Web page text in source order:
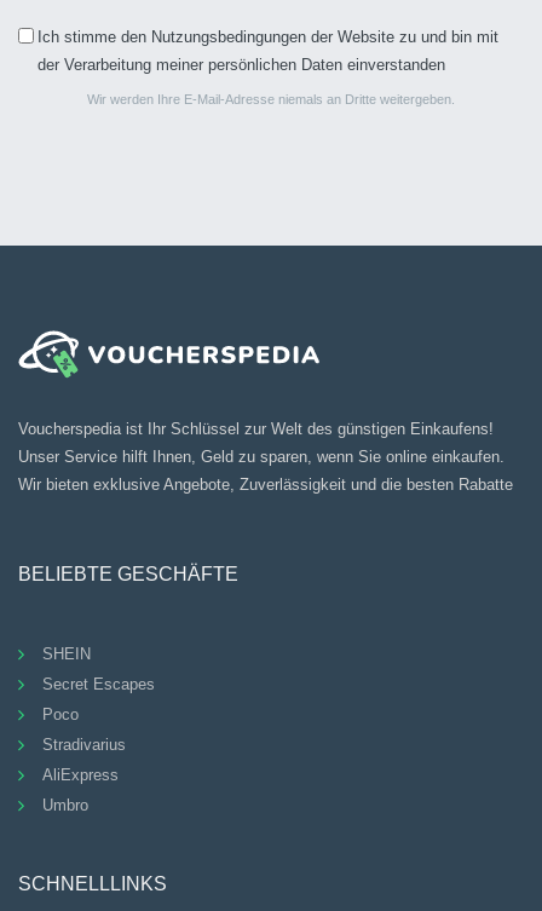
Ich stimme den Nutzungsbedingungen der Website zu und bin mit
der Verarbeitung meiner persönlichen Daten einverstanden
Wir werden Ihre E-Mail-Adresse niemals an Dritte weitergeben.
Voucherspedia ist Ihr Schlüssel zur Welt des günstigen Einkaufens!
Unser Service hilft Ihnen, Geld zu sparen, wenn Sie online einkaufen.
Wir bieten exklusive Angebote, Zuverlässigkeit und die besten Rabatte
BELIEBTE GESCHÄFTE
SHEIN
Secret Escapes
Poco
Stradivarius
AliExpress
Umbro
SCHNELLLINKS